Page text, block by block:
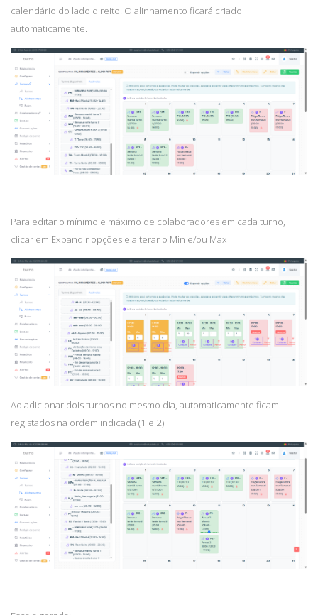
calendário do lado direito. O alinhamento ficará criado
automaticamente.
Para editar o mínimo e máximo de colaboradores em cada turno,
clicar em Expandir opções e alterar o Min e/ou Max
Ao adicionar dois turnos no mesmo dia, automaticamente ficam
registados na ordem indicada (1 e 2)